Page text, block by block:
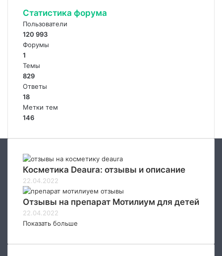
Статистика форума
Пользователи
120 993
Форумы
1
Темы
829
Ответы
18
Метки тем
146
Косметика Deaura: отзывы и описание
22.04.2022
Отзывы на препарат Мотилиум для детей
22.04.2022
Показать больше